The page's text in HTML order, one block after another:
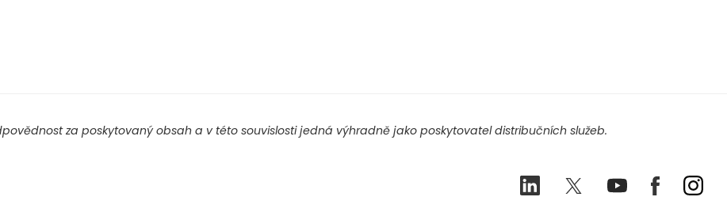
za poskytovaný obsah a v této souvislosti jedná výhradně jako poskytovatel distribučních služeb.
LinkedIn TwitterYoutubeFacebook